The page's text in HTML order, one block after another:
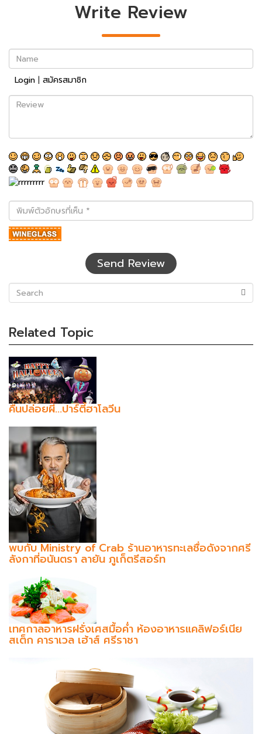
Write Review
Name
Login | สมัครสมาชิก
Review
พิมพ์
ตัว
อักษร
ที่
Send Review
Related Topic
คืนปล่อยผี...ปาร์ตี้ฮาโลวีน
พบกับ Ministry of Crab ร้านอาหารทะเลชื่อดังจากศรี
ลังกาที่อนันตรา ลายัน ภูเก็ตรีสอร์ท
เทศกาลอาหารฝรั่งเศสมื้อค่ำ ห้องอาหารแคลิฟอร์เนีย
สเต็ก คาราเวล เฮ้าส์ ศรีราชา